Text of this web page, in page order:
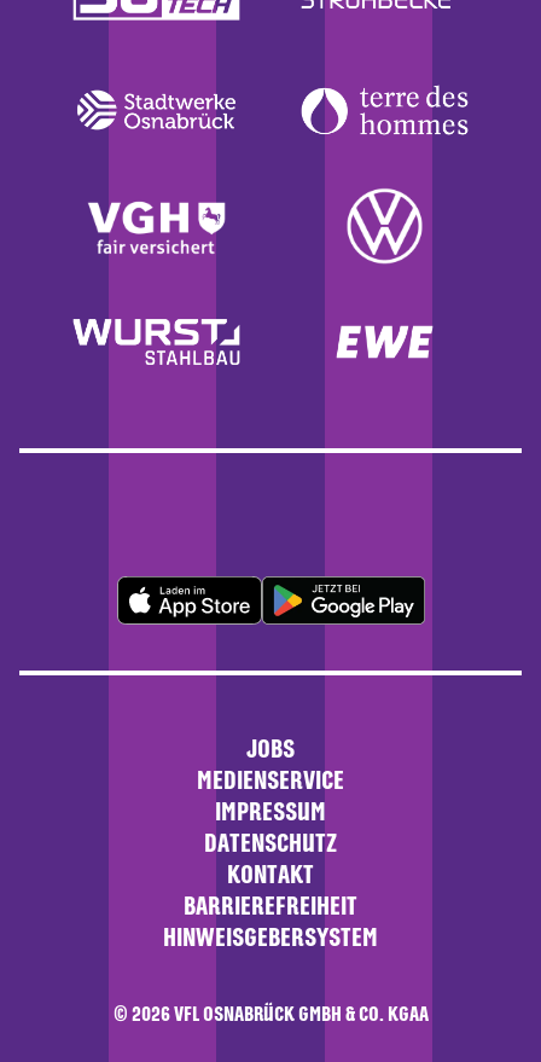
JOBS
MEDIENSERVICE
IMPRESSUM
DATENSCHUTZ
KONTAKT
BARRIEREFREIHEIT
HINWEISGEBERSYSTEM
© 2026 VFL OSNABRÜCK GMBH & CO. KGAA